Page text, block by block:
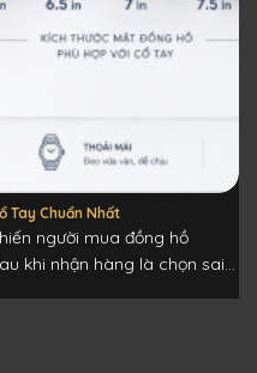
Tay Chuẩn Nhất
người mua đồng hồ
khi nhận hàng là chọn sai...